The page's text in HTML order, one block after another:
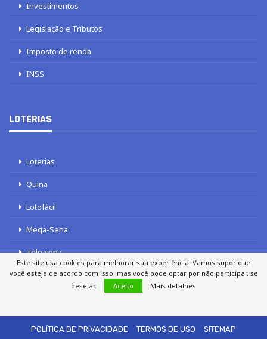
Investimentos
Legislação e Tributos
Imposto de renda
INSS
LOTERIAS
Loterias
Quina
Lotofácil
Mega-Sena
Tele sena
POLÍTICA DE PRIVACIDADE
TERMOS DE USO SITEMAP
Este site usa cookies para melhorar sua experiência. Vamos supor que
você esteja de acordo com isso, mas você pode optar por não participar, se
desejar.
Aceito Mais detalhes